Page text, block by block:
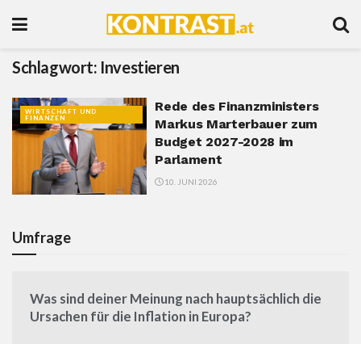
Schlagwort: Investieren
WIRTSCHAFT UND
FINANZEN
Rede des Finanzministers
Markus Marterbauer zum
Budget 2027-2028 im
Parlament
10. JUNI 2026
Umfrage
Was sind deiner Meinung nach hauptsächlich die
Ursachen für die Inflation in Europa?